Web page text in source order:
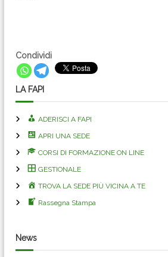
Condividi
LA FAPI
ADERISCI A FAPI
APRI UNA SEDE
CORSI DI FORMAZIONE ON LINE
GESTIONALE
TROVA LA SEDE PIÙ VICINA A TE
Rassegna Stampa
News